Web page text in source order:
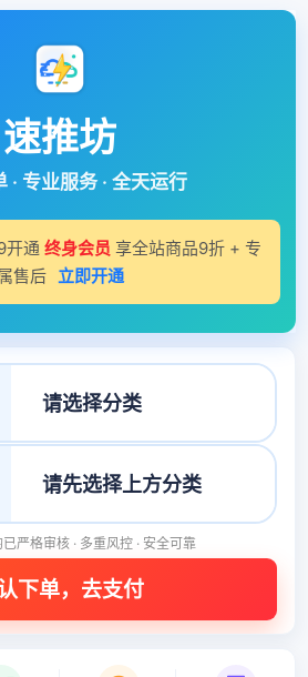
速推坊
· 专业服务 · 全天运行
开通 终身会员 享全站商品9折 + 专
售后 立即开通
严格审核 · 多重风控 · 安全可靠